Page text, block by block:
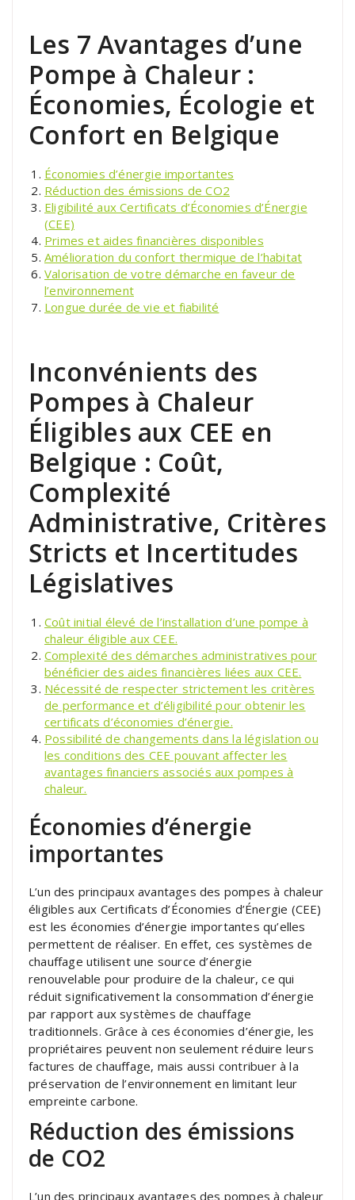
Les 7 Avantages d’une
Pompe à Chaleur :
Économies, Écologie et
Confort en Belgique
Économies d’énergie importantes
Réduction des émissions de CO2
Eligibilité aux Certificats d’Économies d’Énergie
(CEE)
Primes et aides financières disponibles
Amélioration du confort thermique de l’habitat
Valorisation de votre démarche en faveur de
l’environnement
Longue durée de vie et fiabilité
Inconvénients des
Pompes à Chaleur
Éligibles aux CEE en
Belgique : Coût,
Complexité
Administrative, Critères
Stricts et Incertitudes
Législatives
Coût initial élevé de l’installation d’une pompe à
chaleur éligible aux CEE.
Complexité des démarches administratives pour
bénéficier des aides financières liées aux CEE.
Nécessité de respecter strictement les critères
de performance et d’éligibilité pour obtenir les
certificats d’économies d’énergie.
Possibilité de changements dans la législation ou
les conditions des CEE pouvant affecter les
avantages financiers associés aux pompes à
chaleur.
Économies d’énergie
importantes
L’un des principaux avantages des pompes à chaleur
éligibles aux Certificats d’Économies d’Énergie (CEE)
est les économies d’énergie importantes qu’elles
permettent de réaliser. En effet, ces systèmes de
chauffage utilisent une source d’énergie
renouvelable pour produire de la chaleur, ce qui
réduit significativement la consommation d’énergie
par rapport aux systèmes de chauffage
traditionnels. Grâce à ces économies d’énergie, les
propriétaires peuvent non seulement réduire leurs
factures de chauffage, mais aussi contribuer à la
préservation de l’environnement en limitant leur
empreinte carbone.
Réduction des émissions
de CO2
L’un des principaux avantages des pompes à chaleur